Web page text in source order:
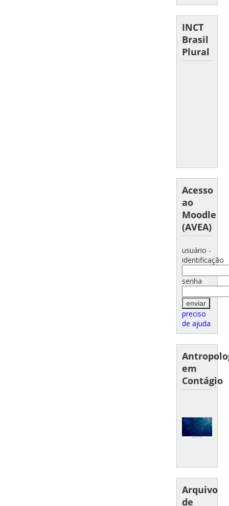
INCT
Brasil
Plural
Acesso
ao
Moodle
(AVEA)
usuário -
identificação
senha
preciso
de ajuda
em
Contágio
Arquivo
de